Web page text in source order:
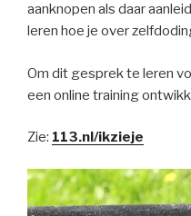
aanknopen als daar
leren hoe je over
Om dit gesprek te leren
een online training
Zie: 113.nl/ikzieje